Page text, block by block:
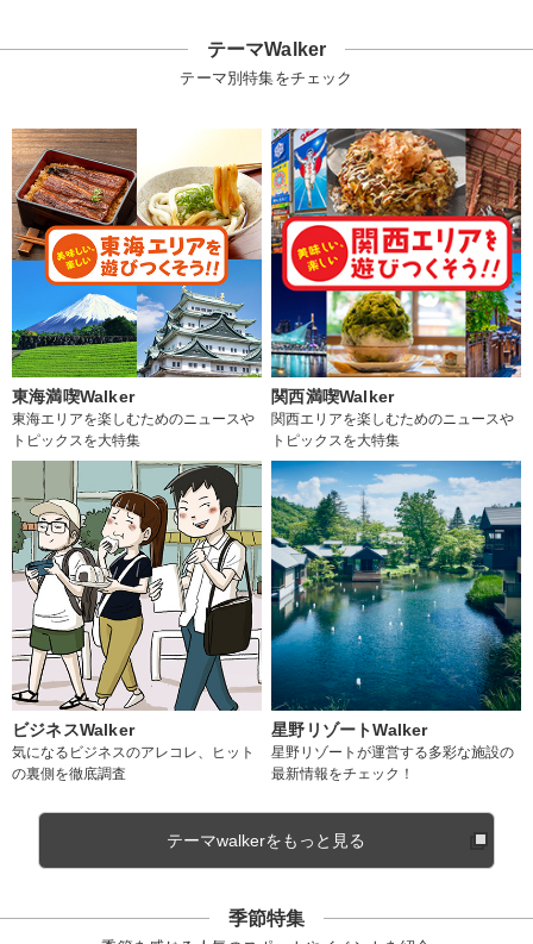
テーマWalker
テーマ別特集をチェック
東海満喫Walker
東海エリアを楽しむためのニュースや
トピックスを大特集
関西満喫Walker
関西エリアを楽しむためのニュースや
トピックスを大特集
ビジネスWalker
気になるビジネスのアレコレ、ヒット
の裏側を徹底調査
星野リゾートWalker
星野リゾートが運営する多彩な施設の
最新情報をチェック！
テーマwalkerをもっと見る
季節特集